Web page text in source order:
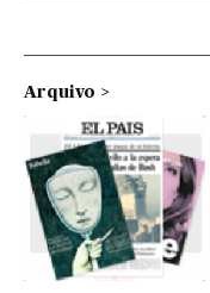
Arquivo